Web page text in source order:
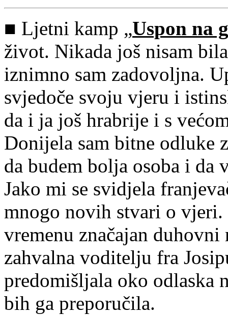
■ Ljetni kamp „Uspon na
život. Nikada još nisam
iznimno sam zadovoljna.
svjedoče svoju vjeru i
da i ja još hrabrije i s
Donijela sam bitne odluke
da budem bolja osoba i da
Jako mi se svidjela
mnogo novih stvari o
vremenu značajan duhovni
zahvalna voditelju fra
predomišljala oko odlaska
bih ga preporučila.